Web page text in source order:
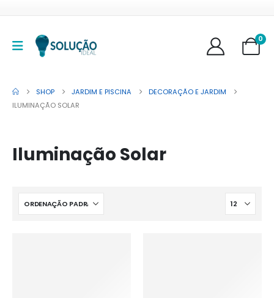
0
SHOP JARDIM E PISCINA
DECORAÇÃO E JARDIM
ILUMINAÇÃO SOLAR
Iluminação Solar